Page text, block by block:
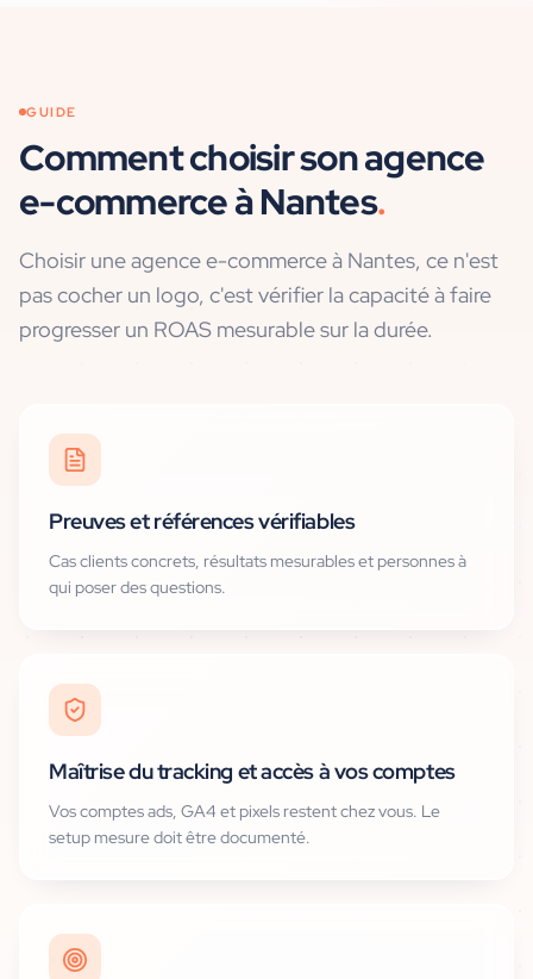
GUIDE
Comment choisir son agence
e-commerceàNantes.
Choisir une agence e-commerce à Nantes, ce n'est
pas cocher un logo, c'est vérifier la capacité à faire
progresser un ROAS mesurable sur la durée.
Preuves et références vérifiables
Cas clients concrets, résultats mesurables et personnes à
qui poser des questions.
Maîtrise du tracking et accès à vos comptes
Vos comptes ads, GA4 et pixels restent chez vous. Le
setup mesure doit être documenté.